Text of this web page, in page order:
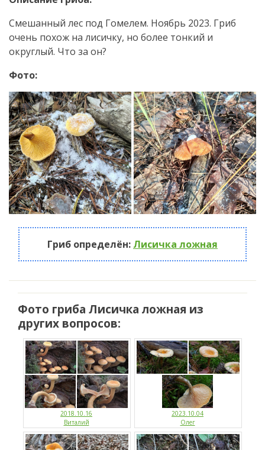
Смешанный лес под Гомелем. Ноябрь 2023. Гриб
очень похож на лисичку, но более тонкий и
округлый. Что за он?
Фото:
Гриб определён: Лисичка ложная
Фото гриба Лисичка ложная из
других вопросов:
2018.10.16
Виталий
2023.10.04
Олег